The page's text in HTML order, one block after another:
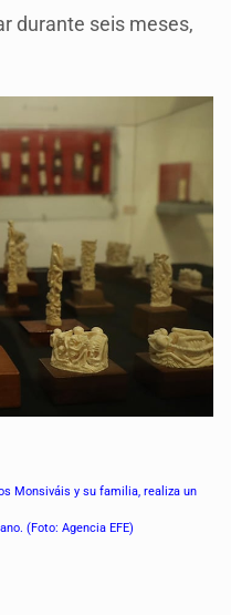
durante seis meses,
Monsiváis y su familia, realiza un
(Foto: Agencia EFE)